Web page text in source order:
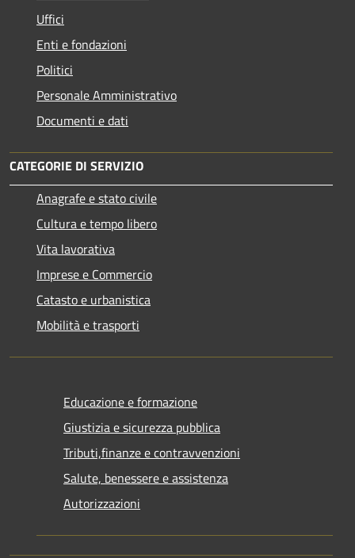
Uffici
Enti e fondazioni
Politici
Personale Amministrativo
Documenti e dati
CATEGORIE DI SERVIZIO
Anagrafe e stato civile
Cultura e tempo libero
Vita lavorativa
Imprese e Commercio
Catasto e urbanistica
Mobilità e trasporti
Educazione e formazione
Giustizia e sicurezza pubblica
Tributi,finanze e contravvenzioni
Salute, benessere e assistenza
Autorizzazioni